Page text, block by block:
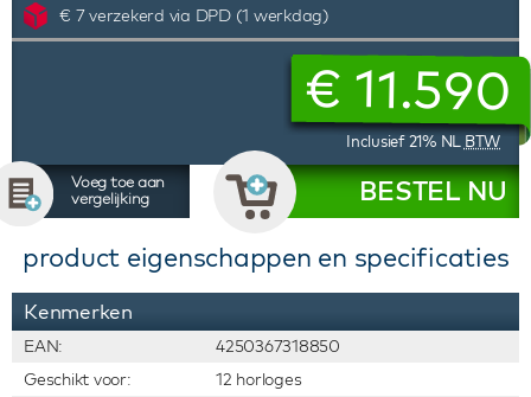
€ 7 verzekerd via DPD (1 werkdag)
€ 11.590
Inclusief 21% NL BTW
Voeg toe aan
vergelijking
BESTEL NU
product eigenschappen en specificaties
Kenmerken
EAN:
4250367318850
Geschikt voor:
12 horloges